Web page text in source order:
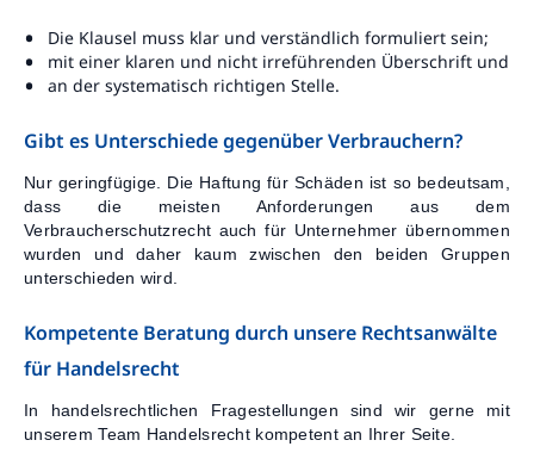
Die Klausel muss klar und verständlich formuliert sein;
mit einer klaren und nicht irreführenden Überschrift und
an der systematisch richtigen Stelle.
Gibt es Unterschiede gegenüber Verbrauchern?
Nur geringfügige. Die Haftung für Schäden ist so bedeutsam,
dass die meisten Anforderungen aus dem
Verbraucherschutzrecht auch für Unternehmer übernommen
wurden und daher kaum zwischen den beiden Gruppen
unterschieden wird.
Kompetente Beratung durch unsere Rechtsanwälte
für Handelsrecht
In handelsrechtlichen Fragestellungen sind wir gerne mit
unserem Team Handelsrecht kompetent an Ihrer Seite.